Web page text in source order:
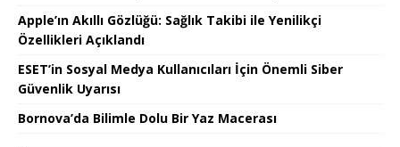
Apple’ın Akıllı Gözlüğü: Sağlık Takibi ile Yenilikçi
Özellikleri Açıklandı
ESET’in Sosyal Medya Kullanıcıları İçin Önemli Siber
Güvenlik Uyarısı
Bornova’da Bilimle Dolu Bir Yaz Macerası